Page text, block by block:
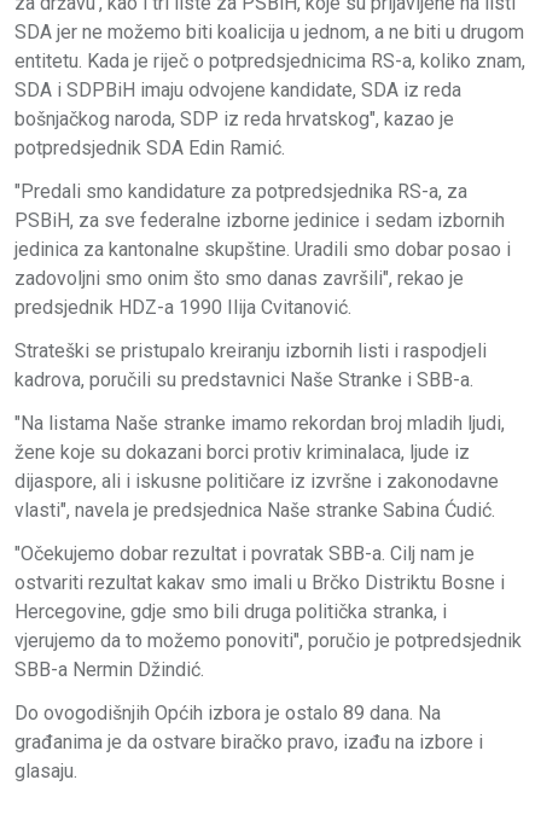
SDA jer ne možemo biti koalicija u jednom, a ne biti u drugom
entitetu. Kada je riječ o potpredsjednicima RS-a, koliko znam,
SDA i SDPBiH imaju odvojene kandidate, SDA iz reda
bošnjačkog naroda, SDP iz reda hrvatskog", kazao je
potpredsjednik SDA Edin Ramić.
"Predali smo kandidature za potpredsjednika RS-a, za
PSBiH, za sve federalne izborne jedinice i sedam izbornih
jedinica za kantonalne skupštine. Uradili smo dobar posao i
zadovoljni smo onim što smo danas završili", rekao je
predsjednik HDZ-a 1990 Ilija Cvitanović.
Strateški se pristupalo kreiranju izbornih listi i raspodjeli
kadrova, poručili su predstavnici Naše Stranke i SBB-a.
"Na listama Naše stranke imamo rekordan broj mladih ljudi,
žene koje su dokazani borci protiv kriminalaca, ljude iz
dijaspore, ali i iskusne političare iz izvršne i zakonodavne
vlasti", navela je predsjednica Naše stranke Sabina Ćudić.
"Očekujemo dobar rezultat i povratak SBB-a. Cilj nam je
ostvariti rezultat kakav smo imali u Brčko Distriktu Bosne i
Hercegovine, gdje smo bili druga politička stranka, i
vjerujemo da to možemo ponoviti", poručio je potpredsjednik
SBB-a Nermin Džindić.
Do ovogodišnjih Općih izbora je ostalo 89 dana. Na
građanima je da ostvare biračko pravo, izađu na izbore i
glasaju.